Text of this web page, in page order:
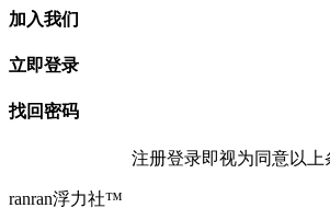
加入我们
立即登录
找回密码
注册登录即视为同意以上
ranran浮力社™